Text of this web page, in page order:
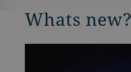
Whats new?